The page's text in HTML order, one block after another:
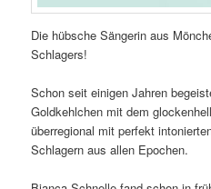
Die hübsche Sängerin aus
Schlagers!
Schon seit einigen Jahren
Goldkehlchen mit dem
überregional mit perfekt
Schlagern aus allen Epochen.